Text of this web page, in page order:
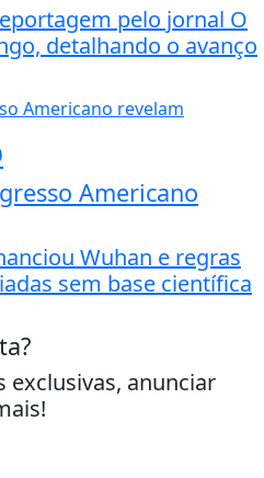
pelo jornal O
detalhando o avanço
Americano
Wuhan e regras
sem base científica
exclusivas, anunciar